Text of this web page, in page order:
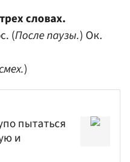
словах.
(После паузы.) Ок.
)
пытаться
и